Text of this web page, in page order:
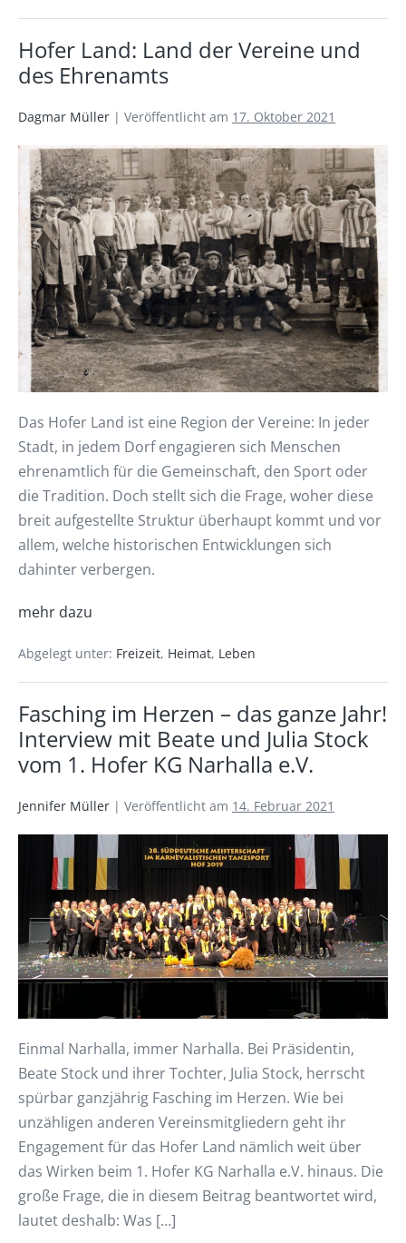
Hofer Land: Land der Vereine und
des Ehrenamts
Dagmar Müller | Veröffentlicht am 17. Oktober 2021
Das Hofer Land ist eine Region der Vereine: In jeder
Stadt, in jedem Dorf engagieren sich Menschen
ehrenamtlich für die Gemeinschaft, den Sport oder
die Tradition. Doch stellt sich die Frage, woher diese
breit aufgestellte Struktur überhaupt kommt und vor
allem, welche historischen Entwicklungen sich
dahinter verbergen.
mehr dazu
Abgelegt unter: Freizeit, Heimat, Leben
Fasching im Herzen – das ganze Jahr!
Interview mit Beate und Julia Stock
vom 1. Hofer KG Narhalla e.V.
Jennifer Müller | Veröffentlicht am 14. Februar 2021
Einmal Narhalla, immer Narhalla. Bei Präsidentin,
Beate Stock und ihrer Tochter, Julia Stock, herrscht
spürbar ganzjährig Fasching im Herzen. Wie bei
unzähligen anderen Vereinsmitgliedern geht ihr
Engagement für das Hofer Land nämlich weit über
das Wirken beim 1. Hofer KG Narhalla e.V. hinaus. Die
große Frage, die in diesem Beitrag beantwortet wird,
lautet deshalb: Was […]